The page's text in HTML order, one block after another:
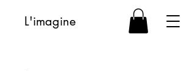
L'imagine